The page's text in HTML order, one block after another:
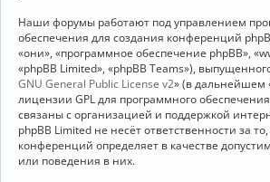
Наши форумы работают под управлением
обеспечения для создания конференций
«они», «программное обеспечение phpBB»,
«phpBB Limited», «phpBB Teams»),
GNU General Public License v2» (в дальнейшем
лицензии GPL для программного обеспечения
связаны с организацией и поддержкой
phpBB Limited не несёт ответственности за
конференций определяет в качестве
или поведения в них.